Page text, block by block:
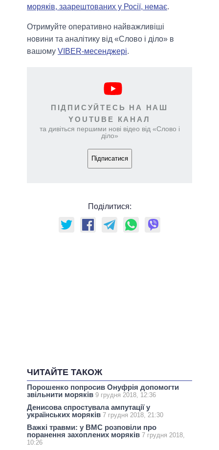
моряків, заарештованих у Росії, немає.
Отримуйте оперативно найважливіші
новини та аналітику від «Слово і діло» в
вашому VIBER-месенджері.
ПІДПИСУЙТЕСЬ НА НАШ
YOUTUBE КАНАЛ
та дивіться першими нові відео від «Слово і
діло»
Підписатися
Поділитися:
ЧИТАЙТЕ ТАКОЖ
Порошенко попросив Онуфрія допомогти
звільнити моряків 9 грудня 2018, 12:36
Денисова спростувала ампутації у
українських моряків 7 грудня 2018, 21:30
Важкі травми: у ВМС розповіли про
поранення захоплених моряків 7 грудня 2018,
10:26